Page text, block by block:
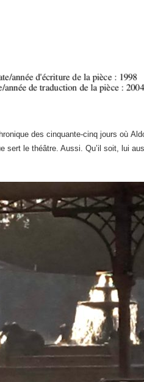
des cinquante-cinq jours où
sert le théâtre. Aussi. Qu’il soit, lui